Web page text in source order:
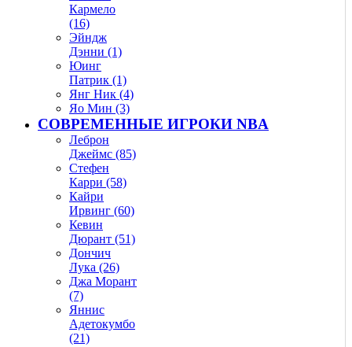
Кармело
(16)
Эйндж
Дэнни (1)
Юинг
Патрик (1)
Янг Ник (4)
Яо Мин (3)
СОВРЕМЕННЫЕ ИГРОКИ NBA
Леброн
Джеймс (85)
Стефен
Карри (58)
Кайри
Ирвинг (60)
Кевин
Дюрант (51)
Дончич
Лука (26)
Джа Морант
(7)
Яннис
Адетокумбо
(21)